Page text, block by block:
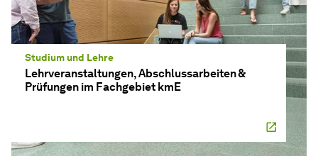
Studium und Lehre
Lehrveranstaltungen, Abschlussarbeiten &
Prüfungen im Fachgebiet kmE